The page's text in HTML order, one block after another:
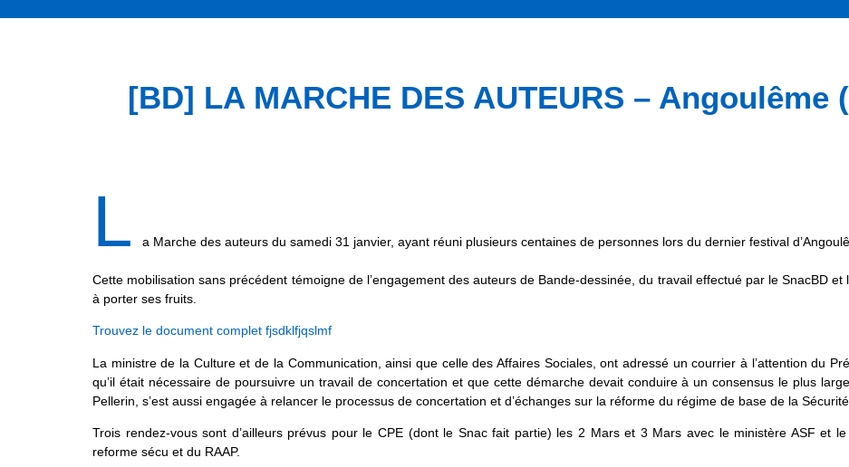
[BD] LA MARCHE DES AUTEURS – Angoulême
L a Marche des auteurs du samedi 31 janvier, ayant réuni plusieurs centaines de personnes lors du dernier festival
Cette mobilisation sans précédent témoigne de l’engagement des auteurs de Bande-dessinée, du travail effectué par le SnacBD
à porter ses fruits.
Trouvez le document complet fjsdklfjqslmf
La ministre de la Culture et de la Communication, ainsi que celle des Affaires Sociales, ont adressé un courrier à l’attention du
qu’il était nécessaire de poursuivre un travail de concertation et que cette démarche devait conduire à un consensus le plus
Pellerin, s’est aussi engagée à relancer le processus de concertation et d’échanges sur la réforme du régime de base de la
Trois rendez-vous sont d’ailleurs prévus pour le CPE (dont le Snac fait partie) les 2 Mars et 3 Mars avec le ministère ASF et
reforme sécu et du RAAP.